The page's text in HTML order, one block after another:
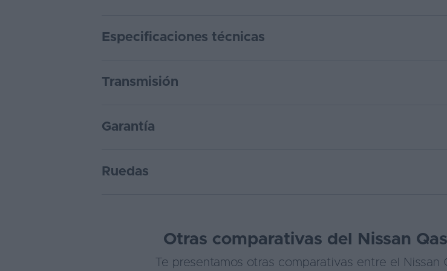
Especificaciones técnicas
Transmisión
Garantía
Ruedas
Otras comparativas del Nissan
Te presentamos otras comparativas entre el